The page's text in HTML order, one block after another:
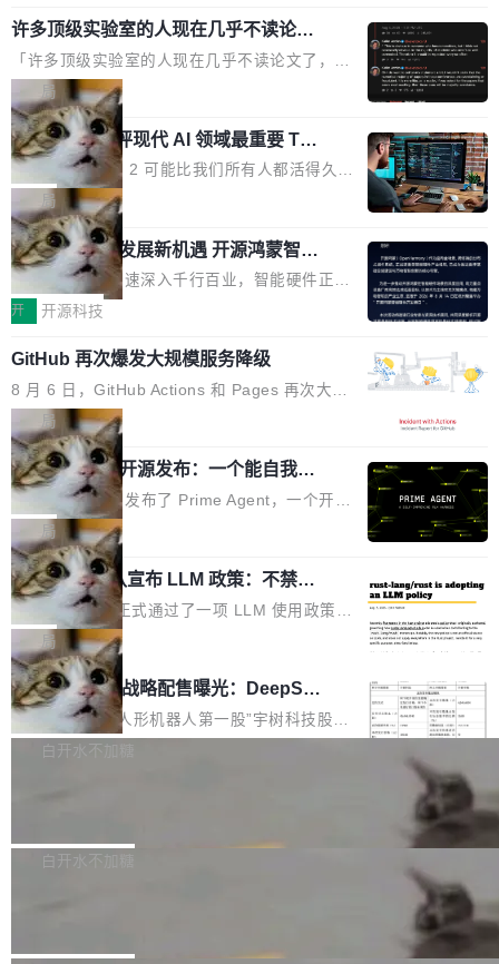
意思。比如我在一个后台管理系统里，需要填50
个表单字段，每个字段还有联动逻辑；比如我
想...
实时LCD监控屏，可充分满足当下高阶PC主机
的严苛使用需求。 澎湃功率，紧凑机身 钛金雕1
600PG5 AI TOP具备强悍输出功率，同时实现
机身尺寸大幅精简。整机长度仅16厘米，属于同
功率段机身尺寸十分紧凑的1600W电源产品。小
巧机身有效提升市面主流标准A...
复合增长率达5.44%,预计2032年将突破120亿美
元。数字广告与公共关系相关服务市场更是从20
25年的8463亿美元扩张至2026年的8763亿美
元。数字的背后是一个清晰的事实——品牌对专
业化营销服务的需求从未如此迫切。 但市场扩容
的同时,服务商的竞争逻辑正在改变。2026年Top
Agency年度合辑的观察指出,“产品”这个离消费
者最近的载体,在整个品牌营销层面的权重显著变
高了。全域营销服务商的竞争正在从规模转向深
度,案例厚度、全域覆盖、多线协同...
许多顶级实验室的人现在几乎不读论文
了
「许多顶级实验室的人现在几乎不读论文了，而
且他们认为 ICLR/ICML/NeurIPS 充斥着大量过
度宣传和欺诈。」 OpenAI 研究员 Keller Jorda
n 这条推文引发了广泛讨论。他不是在说风凉
话，他是说出了一个圈内人尽皆知但很少公开捅
破的事实。 Jordan 随后补充了一句软化声明：
「我不认为这些会议上大部分论文都在过度宣传
或造假。问题是，作为读者，如果你筛选出那些
看起来最令人兴奋的论文，那它们大部分都是过
度宣传的。」 这才是真正的痛点。不是所有论文
都有问题，是最吸引眼球的那批论文最有问题。
他引用的帖子来自 Mathew Shen，一位 ICLR 2
026 的读者：「看了篇 ...
局
xAI 前工程师评现代 AI 领域最重要 Top
3 开源项目
Flash Attention 2 可能比我们所有人都活得久。
这句话不是来自某个技术博客，而是出自 Hieu
Pham 的一条推文。Hieu Pham 是谁？他是 xAI
的早期工程师之一，在 Grok 训练基础设施团队
工作过。近日他在 X 上发了一条帖子，列出了他
认为现代 AI 领域最重要的三个开源项目。 第一
理由很具体。FA 系列不需要解释，但 FA2 是他
认为最重要的一个——复杂度恰到好处，刚好能
驱动你去学 CuTe，但还没被那些"邪恶的" Hopp
er++ 优化所淹没，足够容易修改和适配。 更关
键的是 FA2 的持久性...
局
共商智能硬件发展新机遇 开源鸿蒙智能
硬件开发者日杭州站即将举行
随着万物智联加速深入千行百业，智能硬件正从
单点设备迈向智能化、网联化、协同化发展。作
鸿蒙通过统一技术底座和分布式能力，为不同类
型智能设备的开发、连接与互联提供关键支撑，
也为产业链企业探索产品创新与商业增长打开新
的空间。 8月14日，开源鸿蒙智能硬件开发者日
（OHDD：OpenHarmony Hardware Develope
r Day）将在杭州启航。活动面向智能硬件产业
链企业和开发者，邀请行业专家与资深技术顾
问，围绕开源鸿蒙技术能力、设备适配、芯片适
配、功耗与稳定性调优、兼容性测评及统一互联
等内容展开系统讲解和实战交流，帮助企业进一
步了解开源鸿蒙在智能...
开 开源科技
GitHub 再次爆发大规模服务降级
8 月 6 日，GitHub Actions 和 Pages 再次大规
模服务降级，Actions 完全不可用超过 5 小时，
webhook 停发，连自托管 runner 也因调度层故
障无法工作。Pages、Copilot code review、C
opilot coding agent 全部受影响。从检测到完全
恢复，大约 12 小时。 这是 2026 年 8 月的第六
起事故，其中四起与 AI/Copilot 服务相关。 Git
Hub 员工 kdaigle 在 HN 讨论中贴出了一组数
据：2025 年全年 10 亿次 commit。现在，每周
2.75 亿次，全年预计 140 亿次。GitHub...
局
Prime Agent 开源发布：一个能自我改
进的编程 Agent，ARC-AGI 3 超越人类
专家基线
Prime Intellect 发布了 Prime Agent，一个开源
的编程 Agent Harness，核心设计围绕两个抽
象：Recursive Language Model（RLM）和 C
ontinual Harness。在 ARC-AGI 3 基准测试
上，Prime Agent + Opus 5 的组合达到了 95.
5% RHAE Best@1，超过了 ARC 报告的人类专
家基线 95.4%。 不是又一个 coding agent 包装
器 Prime Agent 的架构和市面上大多数 coding
agent 有本质区别。大多数 agent harness 的设
计是基于早期模型的能力—...
局
Rust 项目团队宣布 LLM 政策：不禁
止，但你要承认哪些代码不是你写的
Rust 语言项目正式通过了一项 LLM 使用政策，
覆盖 rust-lang/rust 单一仓库的代码贡献。这不
是项目级别的官方立场，目前由五个团队采纳，
但它可能是主流开源项目中关于 AI 辅助贡献最
细致的一份规则。 政策的核心只有一句话：LLM
可以用来分析、提炼、审阅、建议，但不能用来
不得生成涉及安全性的关键变更，除非作者本身
局
宇树科技 IPO 战略配售曝光：DeepSe
ek 获配 93.3 万股，锁定 36 个月
8月6日晚间，“人形机器人第一股”宇树科技股份
有限公司披露IPO发行价格及战略配售结果，杭
36个月。 公告显示，本次宇树科技战略配售对
员工参与设立的专项资产管理计划。其中，Dee
白开水不加糖
Bug fixes and enhancements 修复多次传递同
白开水不加糖